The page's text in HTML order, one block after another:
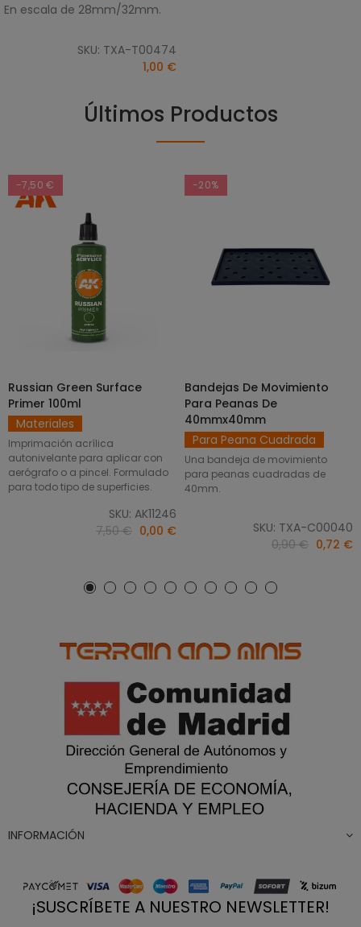
En escala de 28mm/32mm.
SKU: TXA-T00474
1,00 €
Últimos Productos
-7,50 €
AÑADIR AL CARRITO
Russian Green Surface
Primer 100ml
Materiales
Imprimación acrílica
autonivelante para aplicar con
aerógrafo o a pincel. Formulado
para todo tipo de superficies.
SKU: AK11246
7,50 € 0,00 €
-20%
SELECCIONAR OPCIONES
Bandejas De Movimiento
Para Peanas De
40mmx40mm
Para Peana Cuadrada
Una bandeja de movimiento
para peanas cuadradas de
40mm.
SKU: TXA-C00040
0,90 € 0,72 €
INFORMACIÓN
¡SUSCRÍBETE A NUESTRO NEWSLETTER!